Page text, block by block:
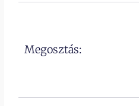
Megosztás: